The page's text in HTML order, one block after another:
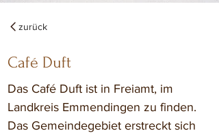
zurück
Café Duft
Das Café Duft ist in Freiamt, im
Landkreis Emmendingen zu finden.
Das Gemeindegebiet erstreckt sich